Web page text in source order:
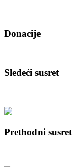
Donacije
Sledeći susret
Prethodni susret